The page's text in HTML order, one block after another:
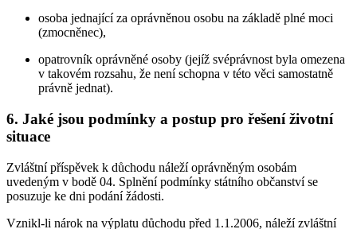
osoba jednající za oprávněnou osobu na základě plné moci
(zmocněnec),
opatrovník oprávněné osoby (jejíž svéprávnost byla omezena
v takovém rozsahu, že není schopna v této věci samostatně
právně jednat).
6. Jaké jsou podmínky a postup pro řešení životní
situace
Zvláštní příspěvek k důchodu náleží oprávněným osobám
uvedeným v bodě 04. Splnění podmínky státního občanství se
posuzuje ke dni podání žádosti.
Vznikl-li nárok na výplatu důchodu před 1.1.2006, náleží zvláštní